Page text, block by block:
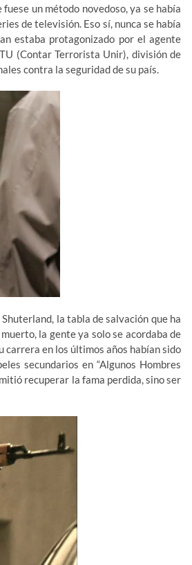
un método novedoso, ya se había
de televisión. Eso sí, nunca se había
estaba protagonizado por el agente
(Contar Terrorista Unir), división de
contra la seguridad de su país.
la tabla de salvación que ha
la gente ya solo se acordaba de
carrera en los últimos años habían sido
secundarios en “Algunos Hombres
recuperar la fama perdida, sino ser